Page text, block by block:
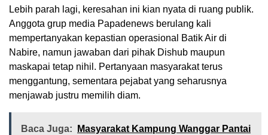
Lebih parah lagi, keresahan ini kian nyata di ruang publik.
Anggota grup media Papadenews berulang kali
mempertanyakan kepastian operasional Batik Air di
Nabire, namun jawaban dari pihak Dishub maupun
maskapai tetap nihil. Pertanyaan masyarakat terus
menggantung, sementara pejabat yang seharusnya
menjawab justru memilih diam.
Baca Juga:
Masyarakat Kampung Wanggar Pantai